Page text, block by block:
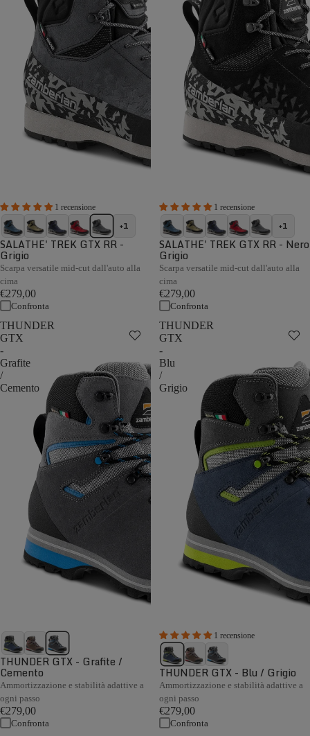
1 recensione
+1
SALATHE' TREK GTX RR -
Grigio
Scarpa versatile mid-cut dall'auto alla
cima
€279,00
Confronta
1 recensione
+1
SALATHE' TREK GTX RR - Nero
Grigio
Scarpa versatile mid-cut dall'auto alla
cima
€279,00
Confronta
THUNDER
GTX
-
Grafite
/
Cemento
THUNDER GTX - Grafite /
Cemento
Ammortizzazione e stabilità adattive a
ogni passo
€279,00
Confronta
THUNDER
GTX
-
Blu
/
Grigio
1 recensione
THUNDER GTX - Blu / Grigio
Ammortizzazione e stabilità adattive a
ogni passo
€279,00
Confronta